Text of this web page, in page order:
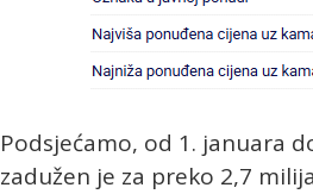
Podsjećamo, od 1. januara
zadužen je za preko 2,7